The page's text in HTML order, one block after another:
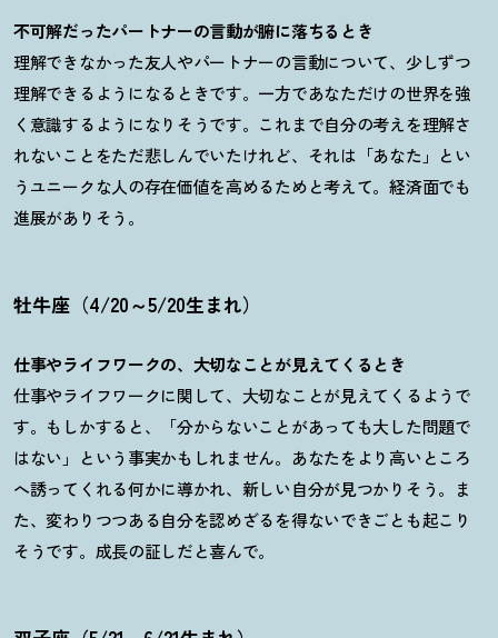
不可解だったパートナーの言動が腑に落ちるとき
理解できなかった友人やパートナーの言動について、少しずつ
理解できるようになるときです。一方であなただけの世界を強
く意識するようになりそうです。これまで自分の考えを理解さ
れないことをただ悲しんでいたけれど、それは「あなた」とい
うユニークな人の存在価値を高めるためと考えて。経済面でも
進展がありそう。
牡牛座（4/20～5/20生まれ）
仕事やライフワークの、大切なことが見えてくるとき
仕事やライフワークに関して、大切なことが見えてくるようで
す。もしかすると、「分からないことがあっても大した問題で
はない」という事実かもしれません。あなたをより高いところ
へ誘ってくれる何かに導かれ、新しい自分が見つかりそう。ま
た、変わりつつある自分を認めざるを得ないできごとも起こり
そうです。成長の証しだと喜んで。